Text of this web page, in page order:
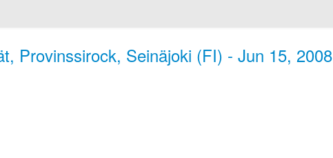
Provinssirock, Seinäjoki (FI) - Jun 15, 2008